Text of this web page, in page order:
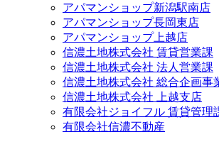
アパマンショップ新潟駅南店
アパマンショップ長岡東店
アパマンショップ上越店
信濃土地株式会社 賃貸営業課
信濃土地株式会社 法人営業課
信濃土地株式会社 総合企画事
信濃土地株式会社 上越支店
有限会社ジョイフル 賃貸管理
有限会社信濃不動産